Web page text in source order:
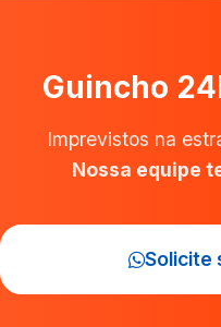
Guincho
Imprevistos na
Nossa equipe
Solicite